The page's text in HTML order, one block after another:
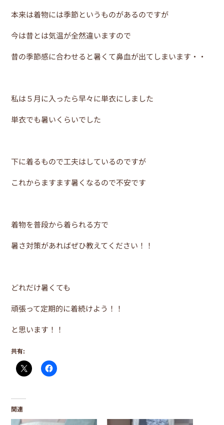
本来は着物には季節というものがあるのですが
今は昔とは気温が全然違いますので
昔の季節感に合わせると暑くて鼻血が出てしまいます・・
私は５月に入ったら早々に単衣にしました
単衣でも暑いくらいでした
下に着るもので工夫はしているのですが
これからますます暑くなるので不安です
着物を普段から着られる方で
暑さ対策があればぜひ教えてください！！
どれだけ暑くても
頑張って定期的に着続けよう！！
と思います！！
共有:
関連